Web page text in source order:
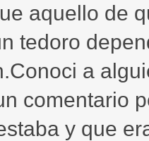
aquello de
tedoro
a
comentario
y que